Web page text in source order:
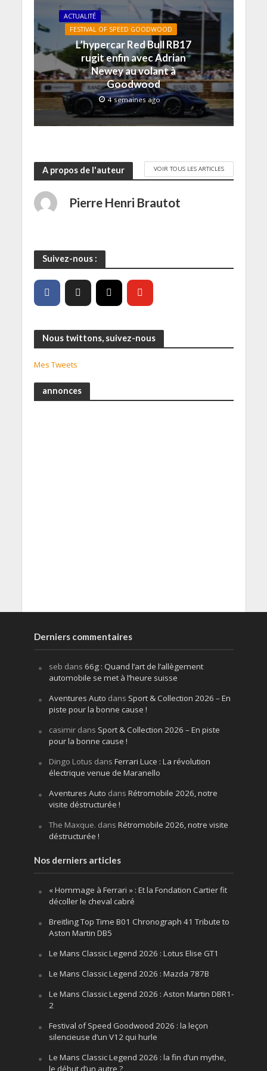
e
e
e
n
ê
t
r
e
n
ê
t
r
e
)
t
r
e
)
ê
t
r
e
)
ê
t
r
e
)
ACTUALITÉ
FESTIVAL OF SPEED GOODWOOD
L’hypercar Red Bull RB17
rugit enfin avec Adrian
Newey au volant à
Goodwood
4 semaines ago
A propos de l'auteur VOIR TOUS LES ARTICLES
Pierre Henri Brautot
Suivez-nous :
Nous twittons, suivez-nous
Mes Tweets
annonces
Derniers commentaires
seb dans 66g : Quand l’art de l’allègement
automobile se met à l’heure suisse
Aventures Auto dans Sport & Collection 2026 – En
piste pour la bonne cause !
casimirdans Sport & Collection 2026 – En piste
pour la bonne cause !
Dingo Lotus dans Ferrari Luce : La révolution
électrique venue de Maranello
Aventures Auto dans Rétromobile 2026, notre
visite déstructurée !
The Maxque. dans Rétromobile 2026, notre visite
déstructurée !
Nos derniers articles
« Hommage à Ferrari » : Et la Fondation Cartier fit
décoller le cheval cabré
Breitling Top Time B01 Chronograph 41 Tribute to
Aston Martin DB5
Le Mans Classic Legend 2026 : Lotus Elise GT1
Le Mans Classic Legend 2026 : Mazda 787B
Le Mans Classic Legend 2026 : Aston Martin DBR1-
2
Festival of Speed Goodwood 2026 : la leçon
silencieuse d’un V12 qui hurle
Le Mans Classic Legend 2026 : la fin d’un mythe,
le début d’un autre ?